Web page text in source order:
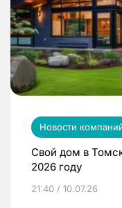
Новости
Свой дом в
2026 году
21:40 / 10.07.26